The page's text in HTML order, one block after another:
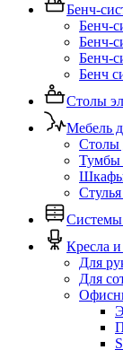
Бенч-
Бенч-
Бенч-
Бенч-
Бенч
Столы
Мебель
Столы
Тумбы
Шкафы
Системы
Кресла и
Для
Для